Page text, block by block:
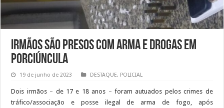
Irmãos são presos com arma e drogas em
Porciúncula
19 de junho de 2023 DESTAQUE, POLICIAL
Dois irmãos – de 17 e 18 anos – foram autuados pelos crimes de
tráfico/associação e posse ilegal de arma de fogo, após